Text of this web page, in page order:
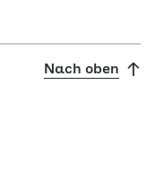
Nach oben